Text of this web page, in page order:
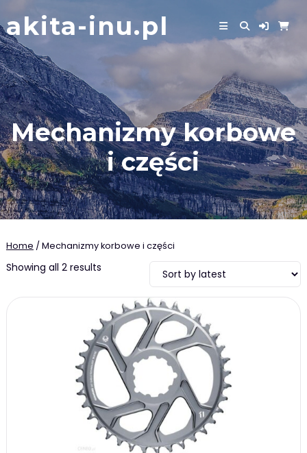
to
content
akita-inu.pl
Mechanizmy korbowe
i części
Home / Mechanizmy korbowe i części
Showing all 2 results